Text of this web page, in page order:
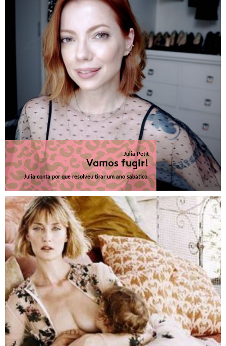
Julia Petit
Vamos fugir!
Julia conta por que resolveu tirar um ano sabático.